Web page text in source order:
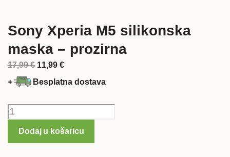
Sony Xperia M5 silikonska
maska – prozirna
17,99€ Izvorna
cijena
je:
11,99 €Trenutna
cijena
11,99 €.
+ Besplatna dostava
Sony
Dodaj u košaricu